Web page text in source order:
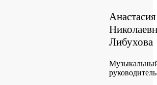
Анастасия
Либухова
руководитель